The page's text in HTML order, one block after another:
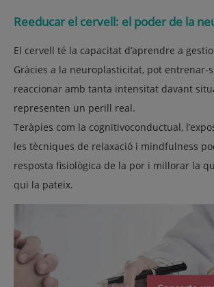
Reeducar el cervell: el poder de la
El cervell té la capacitat d’aprendre a
Gràcies a la neuroplasticitat, pot entrenar-
reaccionar amb tanta intensitat davant
representen un perill real.
Teràpies com la cognitivoconductual, l’
les tècniques de relaxació i mindfulness
resposta fisiològica de la por i millorar la
qui la pateix.